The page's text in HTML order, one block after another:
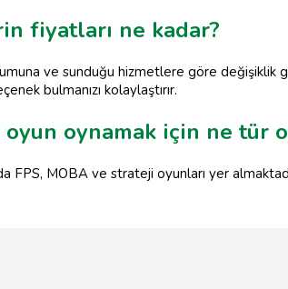
fiyatları ne kadar?
ve sunduğu hizmetlere göre
bulmanızı kolaylaştırır.
oynamak için ne tür
MOBA ve strateji oyunları yer